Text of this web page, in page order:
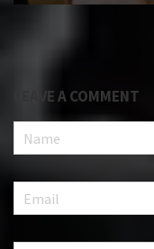
LEAVE A COMMENT